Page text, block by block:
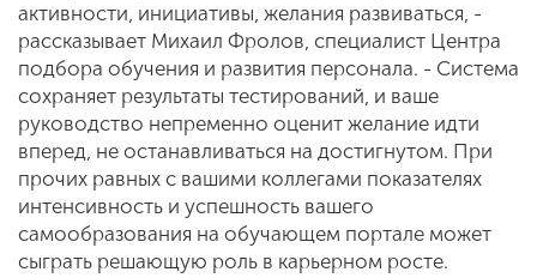
активности, инициативы, желания развиваться, -
рассказывает Михаил Фро­лов, специалист Центра
подбора обучения и развития персонала. - Система
сохраняет результаты тестирований, и ваше
руковод­ство непременно оценит желание идти
впе­ред, не останавливаться на достигнутом. При
прочих равных с вашими коллегами показателях
интенсивность и успешность вашего
самообразования на обучающем портале может
сыграть решающую роль в карьерном росте.